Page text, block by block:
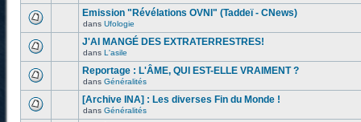
Emission "Révélations OVNI" (Taddeï - CNews)
dans Ufologie
J'AI MANGÉ DES EXTRATERRESTRES!
dans L'asile
Reportage : L'ÂME, QUI EST-ELLE VRAIMENT ?
dans Généralités
[Archive INA] : Les diverses Fin du Monde !
dans Généralités